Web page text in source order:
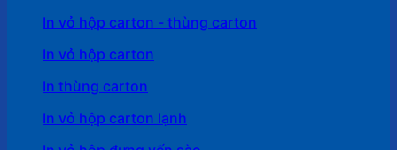
In vỏ hộp carton - thùng carton
In vỏ hộp carton
In thùng carton
In vỏ hộp carton lạnh